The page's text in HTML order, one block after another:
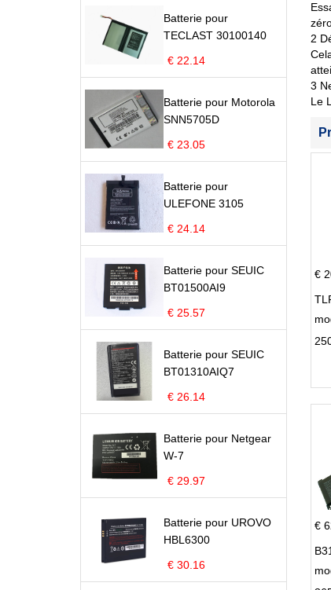
Batterie pour
TECLAST 30100140
€ 22.14
Batterie pour Motorola
SNN5705D
€ 23.05
Batterie pour
ULEFONE 3105
€ 24.14
Batterie pour SEUIC
BT01500AI9
€ 25.57
Batterie pour SEUIC
BT01310AIQ7
€ 26.14
Batterie pour Netgear
W-7
€ 29.97
Batterie pour UROVO
HBL6300
€ 30.16
2
3
Le
€
€